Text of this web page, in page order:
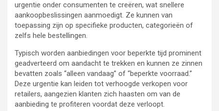
urgentie onder consumenten te creëren, wat snellere
aankoopbeslissingen aanmoedigt. Ze kunnen van
toepassing zijn op specifieke producten, categorieën of
zelfs hele bestellingen.
Typisch worden aanbiedingen voor beperkte tijd prominent
geadverteerd om aandacht te trekken en kunnen ze zinnen
bevatten zoals “alleen vandaag” of “beperkte voorraad.”
Deze urgentie kan leiden tot verhoogde verkopen voor
retailers, aangezien klanten zich haasten om van de
aanbieding te profiteren voordat deze verloopt.